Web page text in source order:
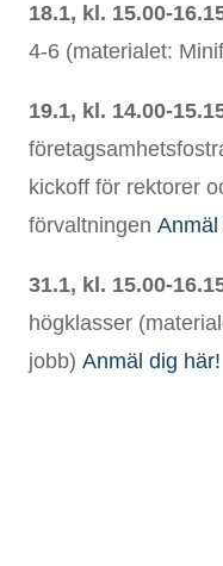
18.1, kl. 15.00-
4-6 (materialet:
19.1, kl. 14.00-
kickoff för rektorer
förvaltningen Anmäl
31.1, kl. 15.00-
högklasser
jobb) Anmäl dig här!